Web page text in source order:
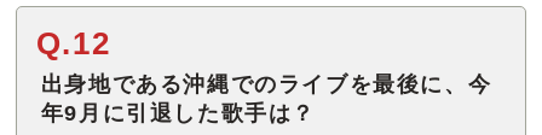
Q.12
出身地である沖縄でのライブを最後に、今
年9月に引退した歌手は？